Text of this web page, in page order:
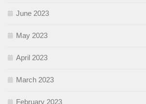
June 2023
May 2023
April 2023
March 2023
February 2023